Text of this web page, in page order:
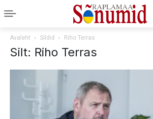
Avaleht Sildid Riho Terras
Silt: Riho Terras